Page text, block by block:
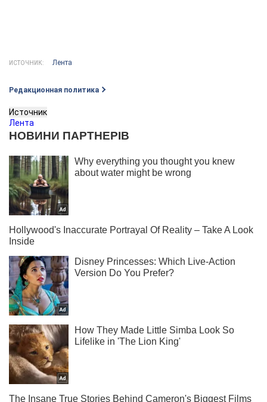
ИСТОЧНИК: Лента
Редакционная политика
Источник
Лента